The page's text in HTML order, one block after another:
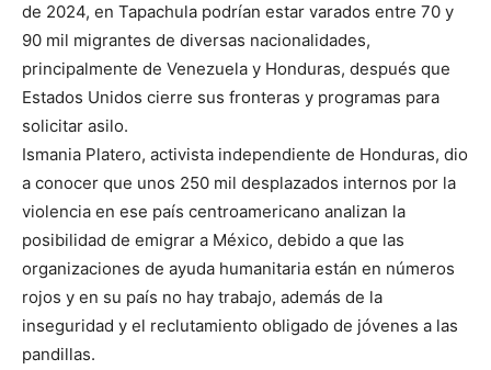
de 2024, en Tapachula podrían estar varados entre 70 y
90 mil migrantes de diversas nacionalidades,
principalmente de Venezuela y Honduras, después que
Estados Unidos cierre sus fronteras y programas para
solicitar asilo.
Ismania Platero, activista independiente de Honduras, dio
a conocer que unos 250 mil desplazados internos por la
violencia en ese país centroamericano analizan la
posibilidad de emigrar a México, debido a que las
organizaciones de ayuda humanitaria están en números
rojos y en su país no hay trabajo, además de la
inseguridad y el reclutamiento obligado de jóvenes a las
pandillas.